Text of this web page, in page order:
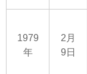
1979
年
2月
9日